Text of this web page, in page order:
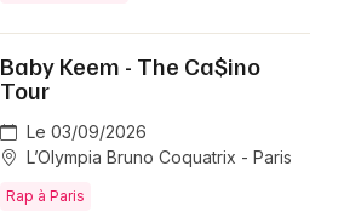
Baby Keem - The Ca$ino
Tour
Le 03/09/2026
L’Olympia Bruno Coquatrix - Paris
Rap à Paris